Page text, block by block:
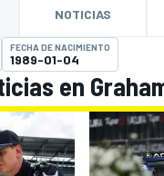
NOTICIAS
FECHA DE NACIMIENTO
1989-01-04
en